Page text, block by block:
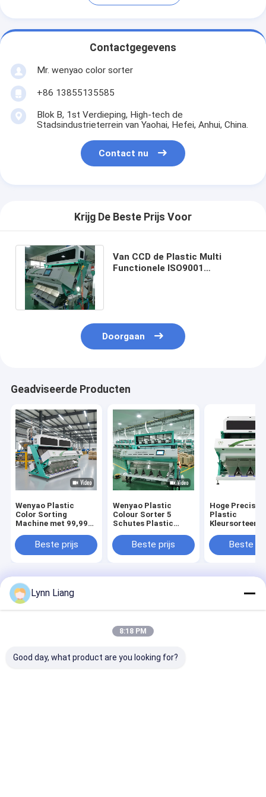
Contactgegevens
Mr. wenyao color sorter
+86 13855135585
Blok B, 1st Verdieping, High-tech de
Stadsindustrieterrein van Yaohai, Hefei, Anhui, China.
Contact nu
Krijg De Beste Prijs Voor
Van CCD de Plastic Multi
Functionele ISO9001
Doorgaan
Geadviseerde Producten
Wenyao Plastic
Color Sorting
Machine met 99,99%
8 Schachten 512
Kanalen en Japan
Beste prijs
Wenyao Plastic
Colour Sorter 5
Schutes Plastic
Machine
Geautomatiseerde
Voor Recycling
Beste prijs
Hoge Precisie
Plastic
Camera voor
Beste
Thuis
Fabriek.Copyright © 2026 Anhui Wenyao Intelligent Photoelectronic
Technology Co., Ltd. All Rights Reserved.
Lynn Liang
8:18 PM
Good day, what product are you looking for?